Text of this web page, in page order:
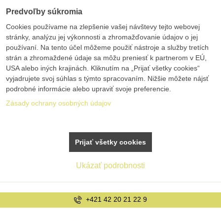
Predvoľby súkromia
Cookies používame na zlepšenie vašej návštevy tejto webovej
stránky, analýzu jej výkonnosti a zhromažďovanie údajov o jej
používaní. Na tento účel môžeme použiť nástroje a služby tretích
strán a zhromaždené údaje sa môžu preniesť k partnerom v EÚ,
USA alebo iných krajinách. Kliknutím na „Prijať všetky cookies“
vyjadrujete svoj súhlas s týmto spracovaním. Nižšie môžete nájsť
podrobné informácie alebo upraviť svoje preferencie.
Zásady ochrany osobných údajov
Ukázať podrobnosti
Prijať všetky cookies